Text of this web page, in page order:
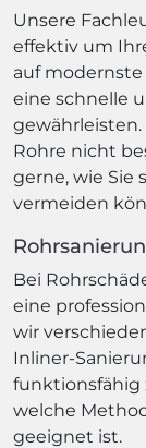
Unsere
effektiv um
auf
eine schnelle
gewährleisten.
Rohre nicht
gerne, wie Sie
vermeiden
Bei
eine
wir
Inliner-
funktionsfähig
welche
geeignet ist.